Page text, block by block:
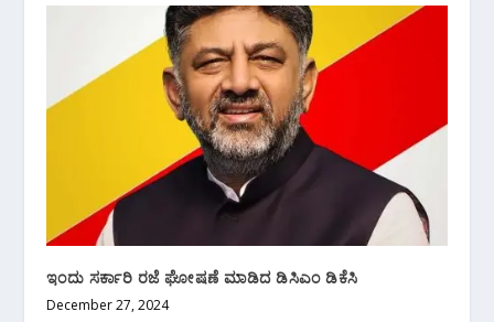
ಇಂದು‌ ಸರ್ಕಾರಿ ರಜೆ ಘೋಷಣೆ‌ ಮಾಡಿದ ಡಿಸಿಎಂ ಡಿಕೆಸಿ
December 27, 2024